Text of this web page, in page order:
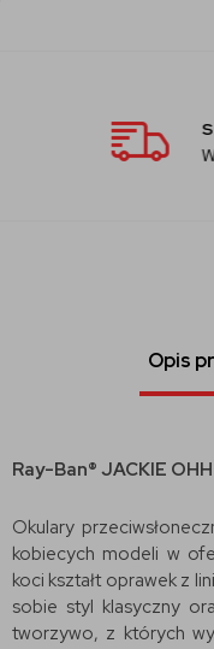
Opis
Ray-Ban® JACKIE
Okulary
kobiecych modeli w
koci kształt oprawek z
sobie styl klasyczny
tworzywo, z których